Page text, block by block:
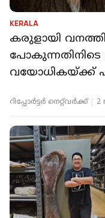
KERALA
കരുളായി
പോകുന്നതിനിടെ
വയോധികയ്ക്ക്
റിപ്പോർട്ടർ നെറ്റ്‌വര്‍ക്ക്‌ 2